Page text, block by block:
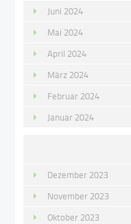
Juni 2024
Mai 2024
April 2024
März 2024
Februar 2024
Januar 2024
Dezember 2023
November 2023
Oktober 2023